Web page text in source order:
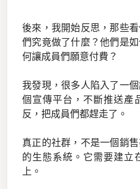
後來，我開始反思，那些
們究竟做了什麼？他們是
何讓成員們願意付費？
我發現，很多人陷入了一
個宣傳平台，不斷推送產
反，把成員們都趕走了。
真正的社群，不是一個銷
的生態系統。它需要建立
上。